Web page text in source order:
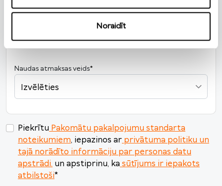
Noraidīt
3 4 5 6 7 8 9
11 12
17 18 19 20 21 22 23
31 1 2 3 4 5 6
Šodien Nodzēst Aizvērt
Pievienot preci
Naudas atmaksas veids*
Izvēlēties
Piekrītu Pakomātu pakalpojumu standarta
noteikumiem, iepazinos ar privātuma politiku un
tajā norādīto informāciju par personas datu
apstrādi. un apstiprinu, ka sūtījums ir iepakots
atbilstoši*